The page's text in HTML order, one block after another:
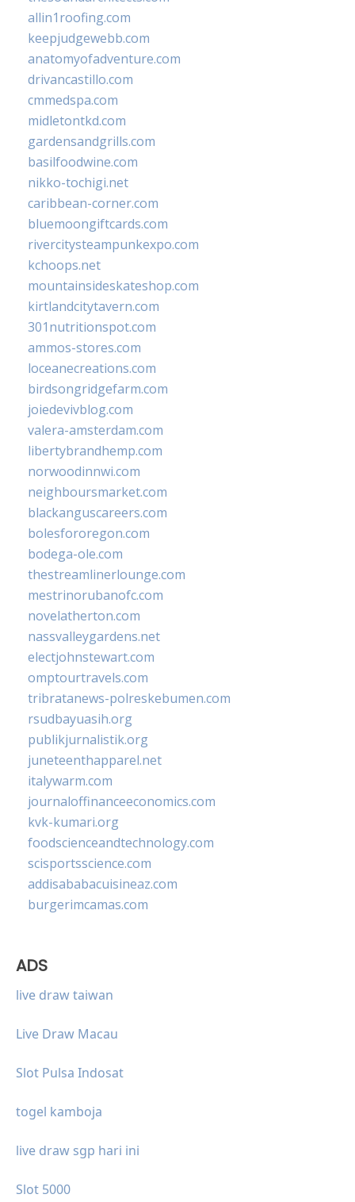
allin1roofing.com
keepjudgewebb.com
anatomyofadventure.com
drivancastillo.com
cmmedspa.com
midletontkd.com
gardensandgrills.com
basilfoodwine.com
nikko-tochigi.net
caribbean-corner.com
bluemoongiftcards.com
rivercitysteampunkexpo.com
kchoops.net
mountainsideskateshop.com
kirtlandcitytavern.com
301nutritionspot.com
ammos-stores.com
loceanecreations.com
birdsongridgefarm.com
joiedevivblog.com
valera-amsterdam.com
libertybrandhemp.com
norwoodinnwi.com
neighboursmarket.com
blackanguscareers.com
bolesfororegon.com
bodega-ole.com
thestreamlinerlounge.com
mestrinorubanofc.com
novelatherton.com
nassvalleygardens.net
electjohnstewart.com
omptourtravels.com
tribratanews-polreskebumen.com
rsudbayuasih.org
publikjurnalistik.org
juneteenthapparel.net
italywarm.com
journaloffinanceeconomics.com
kvk-kumari.org
foodscienceandtechnology.com
scisportsscience.com
addisababacuisineaz.com
burgerimcamas.com
ADS
live draw taiwan
Live Draw Macau
Slot Pulsa Indosat
togel kamboja
live draw sgp hari ini
Slot 5000